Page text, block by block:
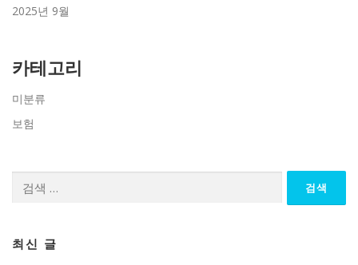
2025년 9월
카테고리
미분류
보험
최신 글